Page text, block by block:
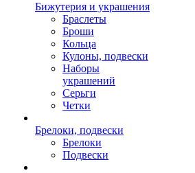
Бижутерия и украшения
Браслеты
Броши
Кольца
Кулоны, подвески
Наборы
украшений
Серьги
Четки
Брелоки, подвески
Брелоки
Подвески